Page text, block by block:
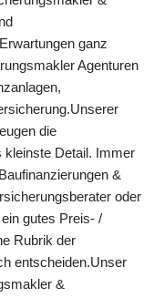
ganz
Agenturen
die
kleinste Detail. Immer
&
oder
gutes Preis- /
Rubrik der
entscheiden.Unser
&